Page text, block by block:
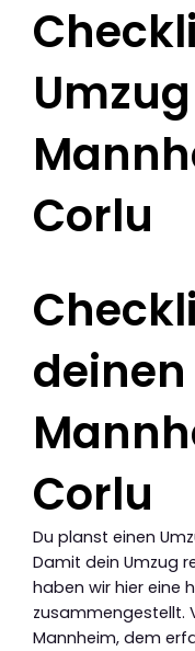
Corlu
Corlu
Du planst einen
Damit dein Umzug
haben wir hier eine
zusammengestellt.
Mannheim, dem